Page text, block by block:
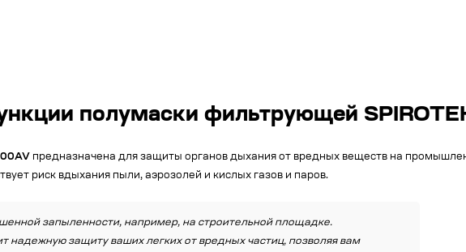
полумаски фильтрующей
предназначена для защиты органов дыхания от вредных веществ на
риск вдыхания пыли, аэрозолей и кислых газов и паров.
запыленности, например, на строительной площадке.
надежную защиту ваших легких от вредных частиц, позволяя вам